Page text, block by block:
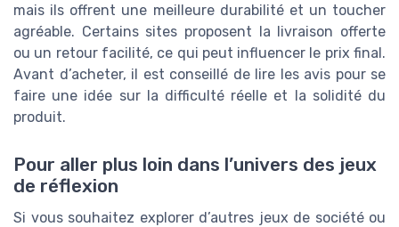
mais ils offrent une meilleure durabilité et un toucher
agréable. Certains sites proposent la livraison offerte
ou un retour facilité, ce qui peut influencer le prix final.
Avant d’acheter, il est conseillé de lire les avis pour se
faire une idée sur la difficulté réelle et la solidité du
produit.
Pour aller plus loin dans l’univers des jeux
de réflexion
Si vous souhaitez explorer d’autres jeux de société ou